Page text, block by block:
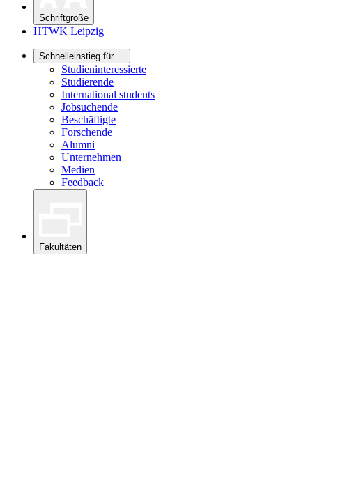
Schriftgröße
HTWK Leipzig
Schnelleinstieg für ...
Studieninteressierte
Studierende
International students
Jobsuchende
Beschäftigte
Forschende
Alumni
Unternehmen
Medien
Feedback
Fakultäten